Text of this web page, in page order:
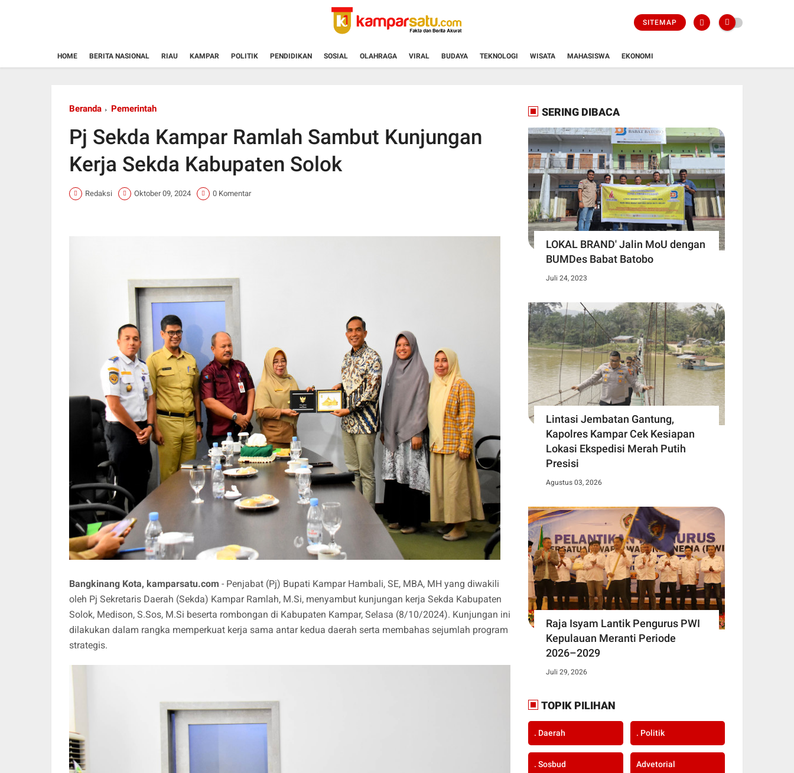
SITEMAP
HOME BERITA NASIONAL RIAU KAMPAR POLITIK PENDIDIKAN SOSIAL OLAHRAGA VIRAL BUDAYA TEKNOLOGI WISATA MAHASISWA EKONOMI
Beranda Pemerintah
Pj Sekda Kampar Ramlah Sambut Kunjungan
Kerja Sekda Kabupaten Solok
Redaksi Oktober 09, 2024 0 Komentar
Bangkinang Kota, kamparsatu.com - Penjabat (Pj) Bupati Kampar Hambali, SE, MBA, MH yang diwakili
oleh Pj Sekretaris Daerah (Sekda) Kampar Ramlah, M.Si, menyambut kunjungan kerja Sekda Kabupaten
Solok, Medison, S.Sos, M.Si beserta rombongan di Kabupaten Kampar, Selasa (8/10/2024). Kunjungan ini
dilakukan dalam rangka memperkuat kerja sama antar kedua daerah serta membahas sejumlah program
strategis.
SERING DIBACA
LOKAL BRAND' Jalin MoU dengan
BUMDes Babat Batobo
Juli 24, 2023
Lintasi Jembatan Gantung,
Kapolres Kampar Cek Kesiapan
Lokasi Ekspedisi Merah Putih
Presisi
Agustus 03, 2026
Raja Isyam Lantik Pengurus PWI
Kepulauan Meranti Periode
2026–2029
Juli 29, 2026
TOPIK PILIHAN
. Daerah . Politik
. Sosbud Advetorial